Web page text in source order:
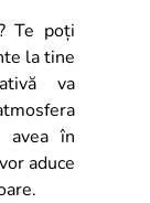
Te poți
la tine
va
avea în
aduce